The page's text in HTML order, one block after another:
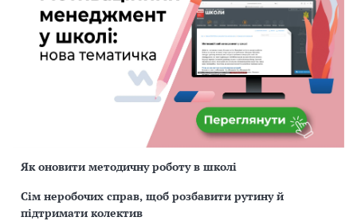
Як оновити методичну роботу в школі
Сім неробочих справ, щоб розбавити рутину й
підтримати колектив